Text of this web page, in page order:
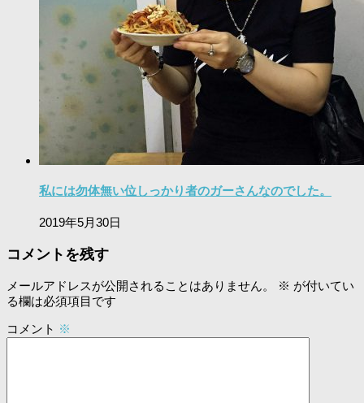
私には勿体無い位しっかり者のガーさんなのでした。
2019年5月30日
コメントを残す
メールアドレスが公開されることはありません。 ※ が付いてい
る欄は必須項目です
コメント ※